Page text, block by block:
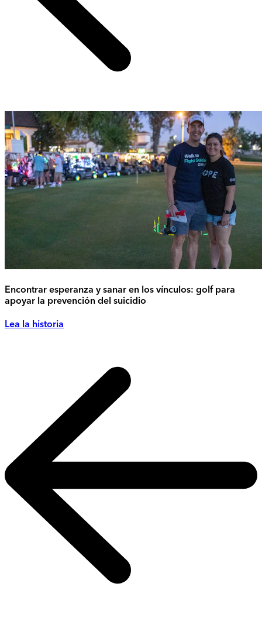
Encontrar esperanza y sanar en los vínculos: golf para
apoyar la prevención del suicidio
Lea la historia